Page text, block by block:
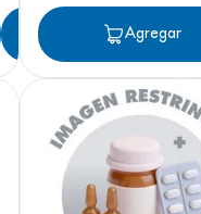
AgregarAgregar